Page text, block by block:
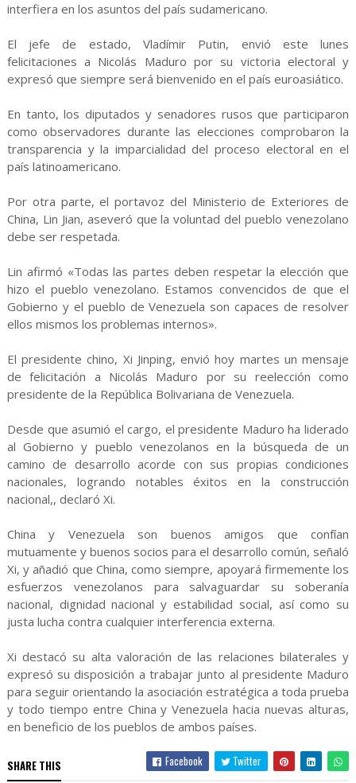
interfiera en los asuntos del país sudamericano.
El jefe de estado, Vladímir Putin, envió este lunes
felicitaciones a Nicolás Maduro por su victoria electoral y
expresó que siempre será bienvenido en el país euroasiático.
En tanto, los diputados y senadores rusos que participaron
como observadores durante las elecciones comprobaron la
transparencia y la imparcialidad del proceso electoral en el
país latinoamericano.
Por otra parte, el portavoz del Ministerio de Exteriores de
China, Lin Jian, aseveró que la voluntad del pueblo venezolano
debe ser respetada.
Lin afirmó «Todas las partes deben respetar la elección que
hizo el pueblo venezolano. Estamos convencidos de que el
Gobierno y el pueblo de Venezuela son capaces de resolver
ellos mismos los problemas internos».
El presidente chino, Xi Jinping, envió hoy martes un mensaje
de felicitación a Nicolás Maduro por su reelección como
presidente de la República Bolivariana de Venezuela.
Desde que asumió el cargo, el presidente Maduro ha liderado
al Gobierno y pueblo venezolanos en la búsqueda de un
camino de desarrollo acorde con sus propias condiciones
nacionales, logrando notables éxitos en la construcción
nacional,, declaró Xi.
China y Venezuela son buenos amigos que confían
mutuamente y buenos socios para el desarrollo común, señaló
Xi, y añadió que China, como siempre, apoyará firmemente los
esfuerzos venezolanos para salvaguardar su soberanía
nacional, dignidad nacional y estabilidad social, así como su
justa lucha contra cualquier interferencia externa.
Xi destacó su alta valoración de las relaciones bilaterales y
expresó su disposición a trabajar junto al presidente Maduro
para seguir orientando la asociación estratégica a toda prueba
y todo tiempo entre China y Venezuela hacia nuevas alturas,
en beneficio de los pueblos de ambos países.
SHARE THIS Facebook Twitter